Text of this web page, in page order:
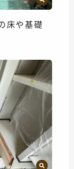
床や基礎